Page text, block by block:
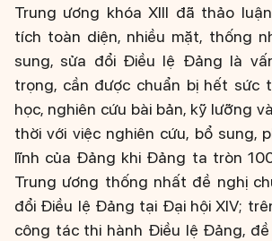
Trung ương khóa XIII đã thảo
tích toàn diện, nhiều mặt, thống
sung, sửa đổi Điều lệ Đảng là
trọng, cần được chuẩn bị hết sức
học, nghiên cứu bài bản, kỹ lưỡng
thời với việc nghiên cứu, bổ sung,
lĩnh của Đảng khi Đảng ta tròn
Trung ương thống nhất đề nghị
đổi Điều lệ Đảng tại Đại hội XIV;
công tác thi hành Điều lệ Đảng,